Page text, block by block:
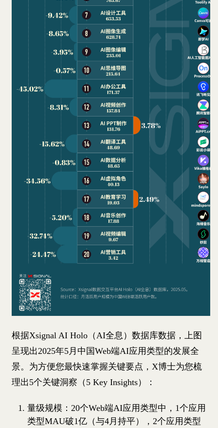
根据Xsignal AI Holo（AI全息）数据库数据，上图
呈现出2025年5月中国Web端AI应用类型的发展全
景。为方便您最快速掌握关键要点，X博士为您梳
理出5个关键洞察（5 Key Insights）：
量级规模：20个Web端AI应用类型中，1个应用
类型MAU破1亿（与4月持平），2个应用类型